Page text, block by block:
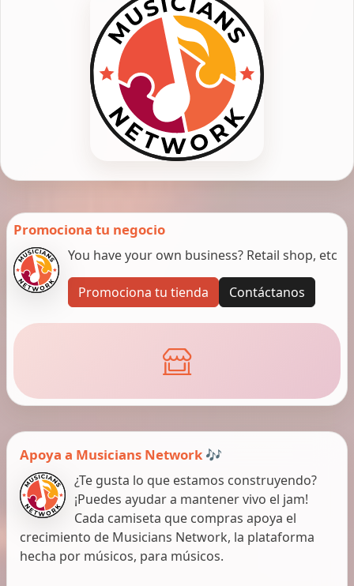
Promociona tu negocio
You have your own business? Retail shop, etc
Promociona tu tienda Contáctanos
Apoya a Musicians Network 🎶
¿Te gusta lo que estamos construyendo?
¡Puedes ayudar a mantener vivo el jam!
Cada camiseta que compras apoya el
crecimiento de Musicians Network, la plataforma
hecha por músicos, para músicos.